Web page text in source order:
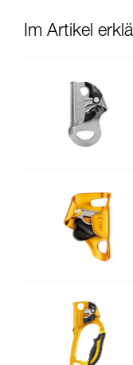
Im Artikel